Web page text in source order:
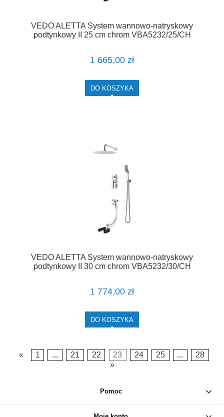
VEDO ALETTA System wannowo-natryskowy
podtynkowy II 25 cm chrom VBA5232/25/CH
1 665,00 zł
DO KOSZYKA
VEDO ALETTA System wannowo-natryskowy
podtynkowy II 30 cm chrom VBA5232/30/CH
1 774,00 zł
DO KOSZYKA
« 1 ... 21 22 23 24 25 ...
28
»
Pomoc